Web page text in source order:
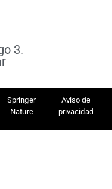
3.
Springer
Nature
Aviso de
privacidad